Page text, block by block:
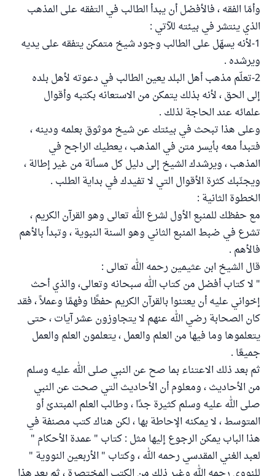
وأمّا الفقه ، فالأفضل أن يبدأ الطالب في التفقه على المذهب
الذي ينتشر في بيئته للآتي :
1-لأنه يسهّل على الطالب وجود شيخ متمكن يتفقه على يديه
ويرشده .
2-تعلّم مذهب أهل البلد يعين الطالب في دعوته لأهل بلده
إلى الحق ، لأنه بذلك يتمكن من الاستعانه بكتبه وأقوال
علمائه عند الحاجة لذلك .
وعلى هذا تبحث في بيئتك عن شيخ موثوق بعلمه ودينه ،
فتبدأ معه بأيسر متن في المذهب ، يعطيك الراجح في
المذهب ، ويرشدك الشيخ إلى دليل كل مسألة من غير إطالة ،
ويجنّبك كثرة الأقوال التي لا تفيدك في بداية الطلب .
الخطوة الثانية :
مع حفظك للمنبع الأول لشرع الله تعالى وهو القرآن الكريم ،
تشرع في ضبط المنبع الثاني وهو السنة النبوية ، وتبدأ بالأهم
فالأهم .
قال الشيخ ابن عثيمين رحمه الله تعالى :
" لا كتاب أفضل من كتاب الله سبحانه وتعالى، والذي أحث
إخواني عليه أن يعتنوا بالقرآن الكريم حفظًا وفهمًا وعملاً ، فقد
كان الصحابة رضي الله عنهم لا يتجاوزون عشر آيات ، حتى
يتعلموها وما فيها من العلم والعمل ، يتعلمون العلم والعمل
جميعًا .
ثم بعد ذلك الاعتناء بما صح عن النبي صلى الله عليه وسلم
من الأحاديث ، ومعلوم أن الأحاديث التي صحت عن النبي
صلى الله عليه وسلم كثيرة جدًا ، وطالب العلم المبتدئ أو
المتوسط ، لا يمكنه الإحاطة بها ، لكن هناك كتب مصنفة في
هذا الباب يمكن الرجوع إليها مثل : كتاب " عمدة الأحكام "
لعبد الغني المقدسي رحمه الله ، وكتاب " الأربعين النووية "